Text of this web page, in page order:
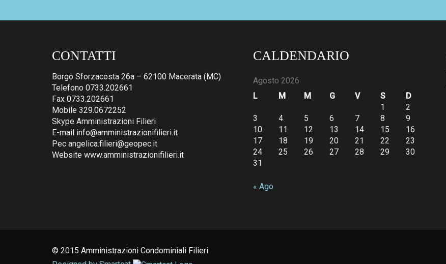
CONTATTI
Borgo Sforzacosta 26a – 62100 Macerata (MC)
Telefono 0733.202661
Fax 0733.202661
Mobile 329.0672252
Skype Amministrazioni Filieri
E-mail info@amministrazionifilieri.it
Pec angelica.filieri@geopec.it
Website www.amministrazionifilieri.it
CALDENDARIO
Agosto 2026
L
M M G V S
D
1
2
3
4 5 6 7 8
9
10
11 12 13 14 15
16
17
18 19 20 21 22
23
24
25 26 27 28 29
30
31
« Ago
© 2015 Amministrazioni Condominiali Filieri